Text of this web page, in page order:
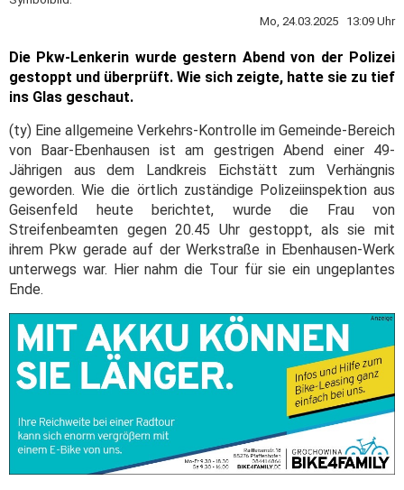
Mo, 24.03.2025 13:09 Uhr
Die Pkw-Lenkerin wurde gestern Abend von der Polizei
gestoppt und überprüft. Wie sich zeigte, hatte sie zu tief
ins Glas geschaut.
(ty) Eine allgemeine Verkehrs-Kontrolle im Gemeinde-Bereich
von Baar-Ebenhausen ist am gestrigen Abend einer 49-
Jährigen aus dem Landkreis Eichstätt zum Verhängnis
geworden. Wie die örtlich zuständige Polizeiinspektion aus
Geisenfeld heute berichtet, wurde die Frau von
Streifenbeamten gegen 20.45 Uhr gestoppt, als sie mit
ihrem Pkw gerade auf der Werkstraße in Ebenhausen-Werk
unterwegs war. Hier nahm die Tour für sie ein ungeplantes
Ende.